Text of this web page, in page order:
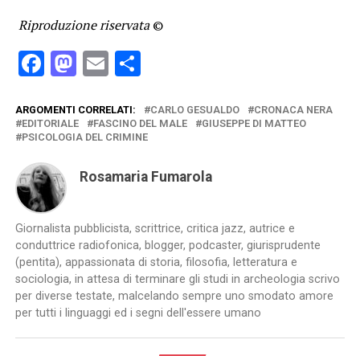
Riproduzione riservata©
Facebook
Mastodon
EmailCondividi
ARGOMENTI CORRELATI: CARLO GESUALDO
CRONACA NERA
EDITORIALE
FASCINO DEL MALE
GIUSEPPE DI MATTEO
PSICOLOGIA DEL CRIMINE
Rosamaria Fumarola
Giornalista pubblicista, scrittrice, critica jazz, autrice e
conduttrice radiofonica, blogger, podcaster, giurisprudente
(pentita), appassionata di storia, filosofia, letteratura e
sociologia, in attesa di terminare gli studi in archeologia scrivo
per diverse testate, malcelando sempre uno smodato amore
per tutti i linguaggi ed i segni dell'essere umano